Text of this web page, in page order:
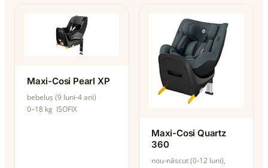
Maxi-Cosi Pearl XP
bebeluș (9 luni-4 ani)
0–18 kg ISOFIX
Maxi-Cosi Quartz
360
nou-născut (0-12 luni),